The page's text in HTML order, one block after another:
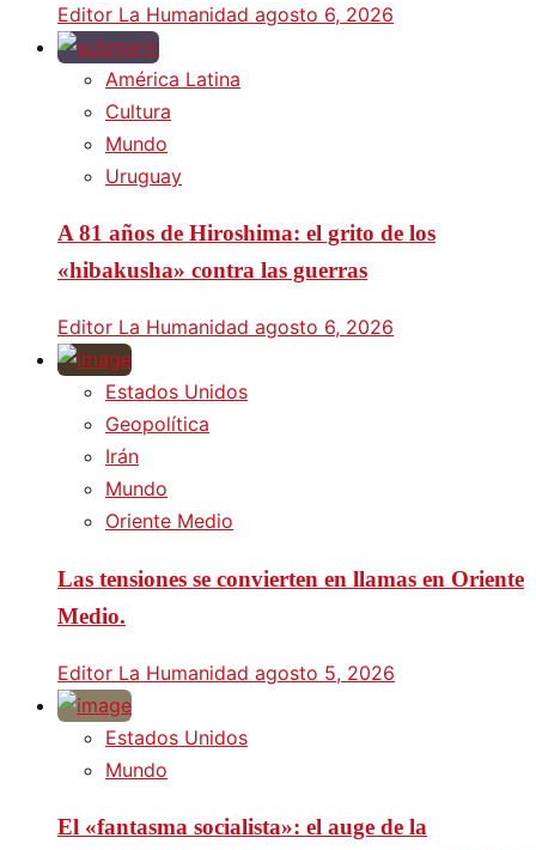
Editor La Humanidad agosto 6, 2026
América Latina
Cultura
Mundo
Uruguay
A 81 años de Hiroshima: el grito de los
«hibakusha» contra las guerras
Editor La Humanidad agosto 6, 2026
Estados Unidos
Geopolítica
Irán
Mundo
Oriente Medio
Las tensiones se convierten en llamas en Oriente
Medio.
Editor La Humanidad agosto 5, 2026
Estados Unidos
Mundo
El «fantasma socialista»: el auge de la